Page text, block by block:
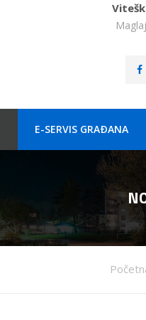
E-SERVIS GRAÐANA